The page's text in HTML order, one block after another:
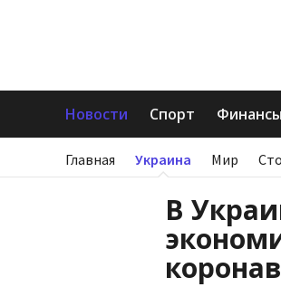
Новости Спорт Финансы
Главная Украина Мир
В